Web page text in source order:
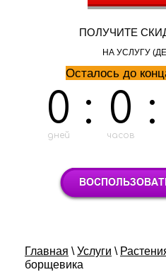
ПОЛУЧИТЕ
НА УСЛУГУ
Осталось до
0
дней
: 0
часов
:
Главная \ Услуги \
борщевика